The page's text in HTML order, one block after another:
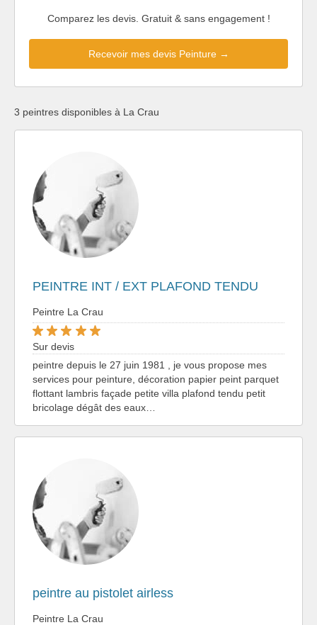
Comparez les devis. Gratuit & sans engagement !
Recevoir mes devis Peinture →
3 peintres disponibles à La Crau
PEINTRE INT / EXT PLAFOND TENDU
Peintre La Crau
Sur devis
peintre depuis le 27 juin 1981 , je vous propose mes
services pour peinture, décoration papier peint parquet
flottant lambris façade petite villa plafond tendu petit
bricolage dégât des eaux…
peintre au pistolet airless
Peintre La Crau